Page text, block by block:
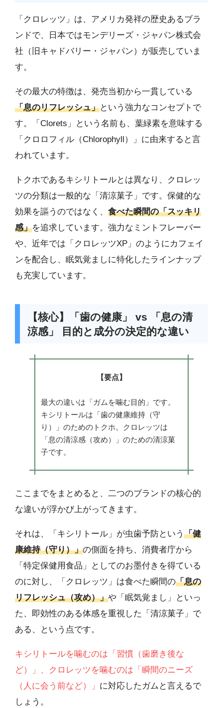
「クロレッツ」は、アメリカ発祥の歴史あるブラ
ンドで、日本ではモンデリーズ・ジャパン株式会
社（旧キャドバリー・ジャパン）が販売していま
す。
その最大の特徴は、発売当初から一貫している
「息のリフレッシュ」という強力なコンセプトで
す。「Clorets」という名前も、葉緑素を意味する
「クロロフィル（Chlorophyll）」に由来すると言
われています。
トクホであるキシリトールとは異なり、クロレッ
ツの分類は一般的な「清涼菓子」です。保健的な
効果を謳うのではなく、 食べた瞬間の「スッキリ
感」を追求しています。強力なミントフレーバー
や、近年では「クロレッツXP」のようにカフェイ
ンを配合し、眠気覚ましに特化したラインナップ
も充実しています。
【核心】「歯の健康」 vs 「息の清
涼感」 目的と成分の決定的な違い
【要点】
最大の違いは「ガムを噛む目的」です。
キシリトールは「歯の健康維持（守
り）」のためのトクホ。クロレッツは
「息の清涼感（攻め）」のための清涼菓
子です。
ここまでをまとめると、二つのブランドの核心的
な違いが浮かび上がってきます。
それは、「キシリトール」が虫歯予防という 「健
康維持（守り）」の側面を持ち、消費者庁から
「特定保健用食品」としてのお墨付きを得ている
のに対し、「クロレッツ」は食べた瞬間の「息の
リフレッシュ（攻め）」や「眠気覚まし」といっ
た、即効性のある体感を重視した「清涼菓子」で
ある、という点です。
キシリトールを噛むのは「習慣（歯磨き後な
ど）」、クロレッツを噛むのは「瞬間のニーズ
（人に会う前など）」 に対応したガムと言えるで
しょう。